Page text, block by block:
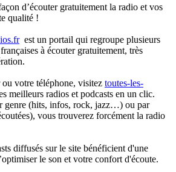
d’écouter gratuitement la radio et vos
qualité !
est un portail qui regroupe plusieurs
à écouter gratuitement, très
votre téléphone, visitez toutes-les-
meilleurs radios et podcasts en un clic.
genre (hits, infos, rock, jazz…) ou par
vous trouverez forcément la radio
diffusés sur le site bénéficient d'une
le son et votre confort d'écoute.